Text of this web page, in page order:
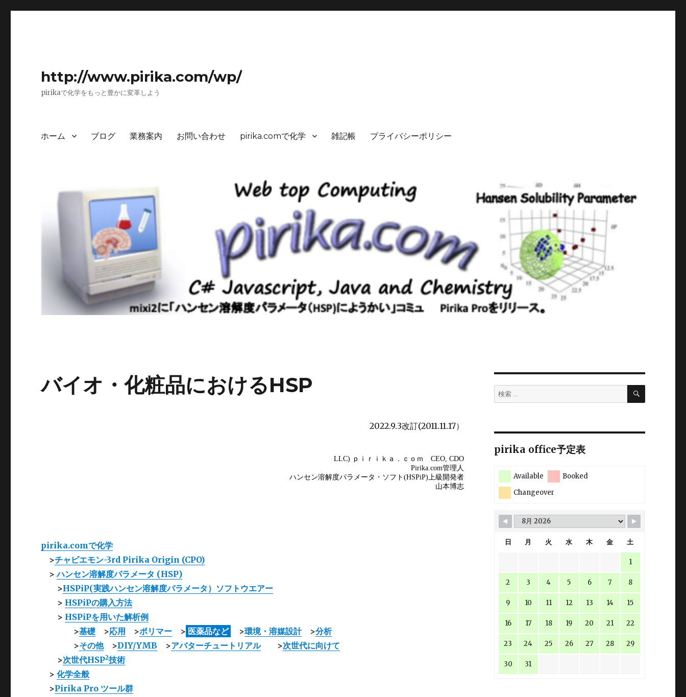
http://www.pirika.com/wp/
pirikaで化学をもっと豊かに変革しよう
ホーム ブログ 業務案内 お問い合わせ pirika.comで化学 雑記帳 プライバシーポリシー
バイオ・化粧品におけるHSP
2022.9.3改訂(2011.11.17）
pirika.comで化学
>チャピエモン-3rd Pirika Origin (CPO)
>ハンセン溶解度パラメータ (HSP)
>HSPiP(実践ハンセン溶解度パラメータ）ソフトウエアー
> HSPiPの購入方法
> HSPiPを用いた解析例
>基礎 >応用 >ポリマー > 医薬品など >環境・溶媒設計>分析
>その他>DIY/YMB >アバターチュートリアル >次世代に向けて
>次世代HSP2技術
>化学全般
>Pirika Pro ツール群
検
索:
検
pirika office予定表
Available
Booked
Changeover
日 月 火 水 木 金 土
1
2 3 4 5 6 7 8
9 10 11 12 13 14 15
16 17 18 19 20 21 22
23 24 25 26 27 28 29
30 31